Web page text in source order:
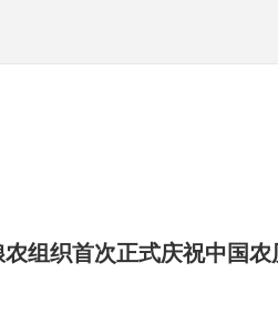
组织首次正式庆祝中国